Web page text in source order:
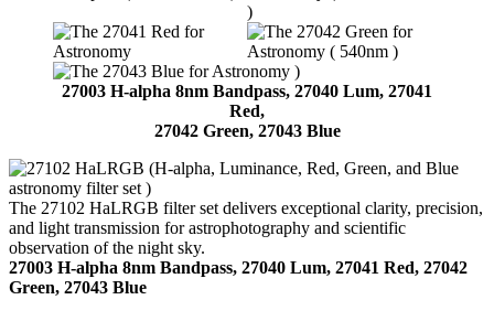
27003 H-alpha 8nm Bandpass, 27040 Lum, 27041
Red,
27042 Green, 27043 Blue
The 27102 HaLRGB filter set delivers exceptional clarity, precision,
and light transmission for astrophotography and scientific
observation of the night sky.
27003 H-alpha 8nm Bandpass, 27040 Lum, 27041 Red, 27042
Green, 27043 Blue